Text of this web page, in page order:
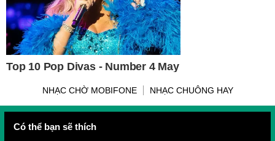
NHẠC CHỜ MOBIFONE NHẠC CHUÔNG HAY
Có thể bạn sẽ thích